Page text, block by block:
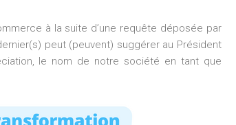
à la suite d’une requête déposée par
peut (peuvent) suggérer au Président
le nom de notre société en tant que